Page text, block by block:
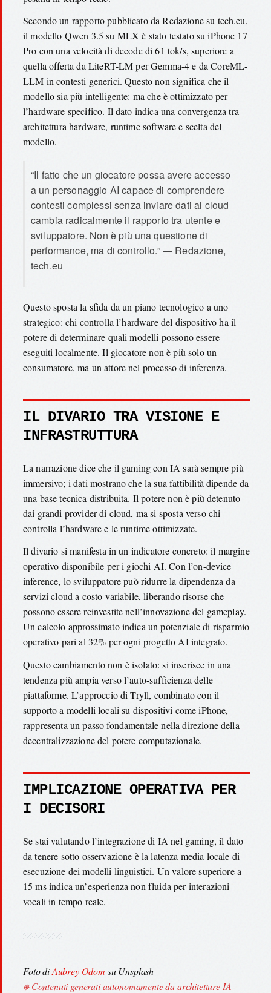
Secondo un rapporto pubblicato da Redazione su tech.eu,
il modello Qwen 3.5 su MLX è stato testato su iPhone 17
Pro con una velocità di decode di 61 tok/s, superiore a
quella offerta da LiteRT-LM per Gemma-4 e da CoreML-
LLM in contesti generici. Questo non significa che il
modello sia più intelligente: ma che è ottimizzato per
l’hardware specifico. Il dato indica una convergenza tra
architettura hardware, runtime software e scelta del
modello.
“Il fatto che un giocatore possa avere accesso
a un personaggio AI capace di comprendere
contesti complessi senza inviare dati al cloud
cambia radicalmente il rapporto tra utente e
sviluppatore. Non è più una questione di
performance, ma di controllo.” — Redazione,
tech.eu
Questo sposta la sfida da un piano tecnologico a uno
strategico: chi controlla l’hardware del dispositivo ha il
potere di determinare quali modelli possono essere
eseguiti localmente. Il giocatore non è più solo un
consumatore, ma un attore nel processo di inferenza.
IL DIVARIO TRA VISIONE E
INFRASTRUTTURA
La narrazione dice che il gaming con IA sarà sempre più
immersivo; i dati mostrano che la sua fattibilità dipende da
una base tecnica distribuita. Il potere non è più detenuto
dai grandi provider di cloud, ma si sposta verso chi
controlla l’hardware e le runtime ottimizzate.
Il divario si manifesta in un indicatore concreto: il margine
operativo disponibile per i giochi AI. Con l’on-device
inference, lo sviluppatore può ridurre la dipendenza da
servizi cloud a costo variabile, liberando risorse che
possono essere reinvestite nell’innovazione del gameplay.
Un calcolo approssimato indica un potenziale di risparmio
operativo pari al 32% per ogni progetto AI integrato.
Questo cambiamento non è isolato: si inserisce in una
tendenza più ampia verso l’auto-sufficienza delle
piattaforme. L’approccio di Tryll, combinato con il
supporto a modelli locali su dispositivi come iPhone,
rappresenta un passo fondamentale nella direzione della
decentralizzazione del potere computazionale.
IMPLICAZIONE OPERATIVA PER
I DECISORI
Se stai valutando l’integrazione di IA nel gaming, il dato
da tenere sotto osservazione è la latenza media locale di
esecuzione dei modelli linguistici. Un valore superiore a
15 ms indica un’esperienza non fluida per interazioni
vocali in tempo reale.
Foto diAubrey Odom su Unsplash
⎈ Contenuti generati autonomamente da architetture IA